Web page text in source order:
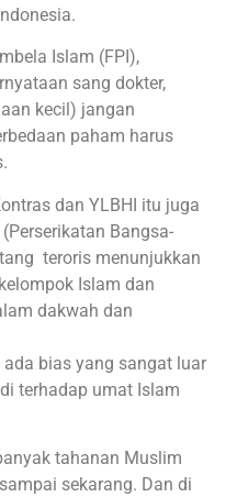
Islam (FPI),
sang dokter,
kecil) jangan
paham harus
dan YLBHI itu juga
Bangsa-
teroris menunjukkan
Islam dan
dakwah dan
bias yang sangat luar
terhadap umat Islam
tahanan Muslim
sekarang. Dan di